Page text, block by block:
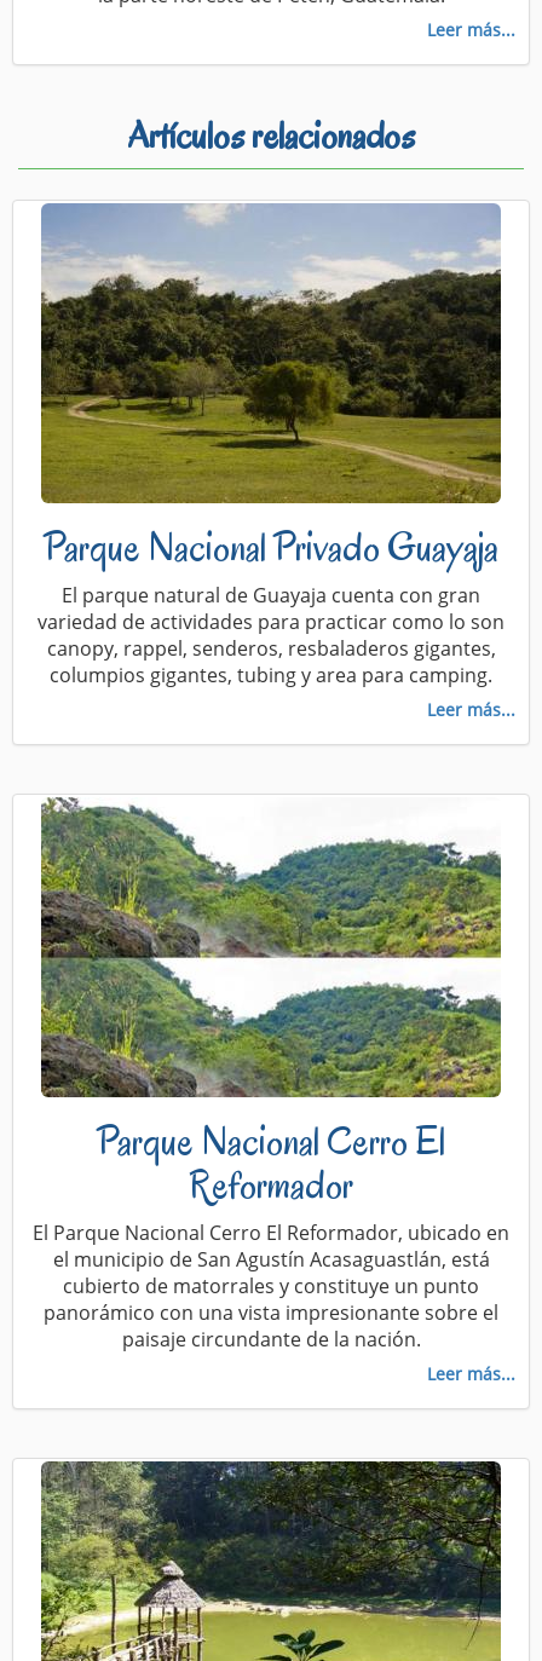
Leer más...
Artículos relacionados
Parque Nacional Privado Guayaja
El parque natural de Guayaja cuenta con gran
variedad de actividades para practicar como lo son
canopy, rappel, senderos, resbaladeros gigantes,
columpios gigantes, tubing y area para camping.
Leer más...
Parque Nacional Cerro El
Reformador
El Parque Nacional Cerro El Reformador, ubicado en
el municipio de San Agustín Acasaguastlán, está
cubierto de matorrales y constituye un punto
panorámico con una vista impresionante sobre el
paisaje circundante de la nación.
Leer más...